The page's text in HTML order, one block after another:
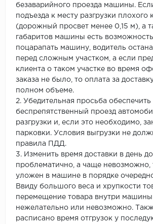
безаварийного проезда машины.
подъезда к месту разгрузки плохого
(дорожный просвет менее 0,15 м), а
габаритов машины есть
поцарапать машину, водитель
перед сложным участком, а если
клиента о таком участке во время
заказа не было, то оплата за
полном объеме.
2. Убедительная просьба обеспечить
беспрепятственный проезд
разгрузки и, если это необходимо,
парковки. Условия выгрузки не
правила ПДД.
3. Изменить время доставки в день
проблематично, а чаще невозможно,
уложен в машине в порядке
Ввиду большого веса и хрупкости
перемещение товара внутри
нежелательно или невозможно.
расписано время отгрузок у